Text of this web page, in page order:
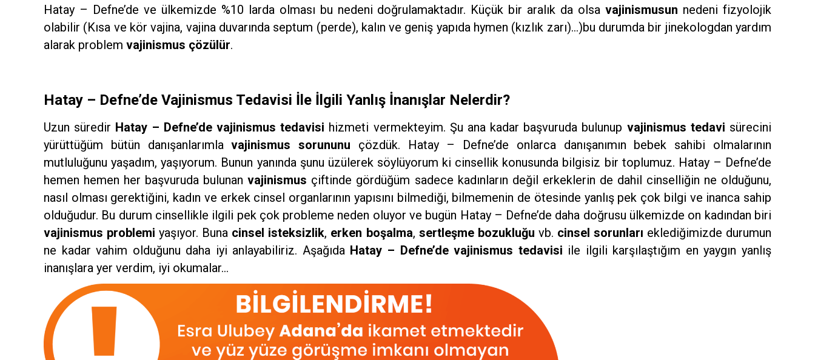
Hatay – Defne’de ve ülkemizde %10 larda olması bu nedeni doğrulamaktadır. Küçük bir aralık da olsavajinismusun nedeni fizyolojik
olabilir (Kısa ve kör vajina, vajina duvarında septum (perde), kalın ve geniş yapıda hymen (kızlık zarı)…)bu durumda bir jinekologdan yardım
alarak problem vajinismus çözülür.
Hatay – Defne’de Vajinismus Tedavisi İle İlgili Yanlış İnanışlar Nelerdir?
Uzun süredir Hatay – Defne’de vajinismus tedavisi hizmeti vermekteyim. Şu ana kadar başvuruda bulunup vajinismus tedavi sürecini
yürüttüğüm bütün danışanlarımlavajinismus sorununu çözdük. Hatay – Defne’de onlarca danışanımın bebek sahibi olmalarının
mutluluğunu yaşadım, yaşıyorum. Bunun yanında şunu üzülerek söylüyorum ki cinsellik konusunda bilgisiz bir toplumuz. Hatay – Defne’de
hemen hemen her başvuruda bulunanvajinismus çiftinde gördüğüm sadece kadınların değil erkeklerin de dahil cinselliğin ne olduğunu,
nasıl olması gerektiğini, kadın ve erkek cinsel organlarının yapısını bilmediği, bilmemenin de ötesinde yanlış pek çok bilgi ve inanca sahip
olduğudur. Bu durum cinsellikle ilgili pek çok probleme neden oluyor ve bugün Hatay – Defne’de daha doğrusu ülkemizde on kadından biri
vajinismus problemi yaşıyor. Buna cinsel isteksizlik, erken boşalma, sertleşme bozukluğu vb. cinsel sorunları eklediğimizde durumun
ne kadar vahim olduğunu daha iyi anlayabiliriz. Aşağıda Hatay – Defne’de vajinismus tedavisi ile ilgili karşılaştığım en yaygın yanlış
inanışlara yer verdim, iyi okumalar…